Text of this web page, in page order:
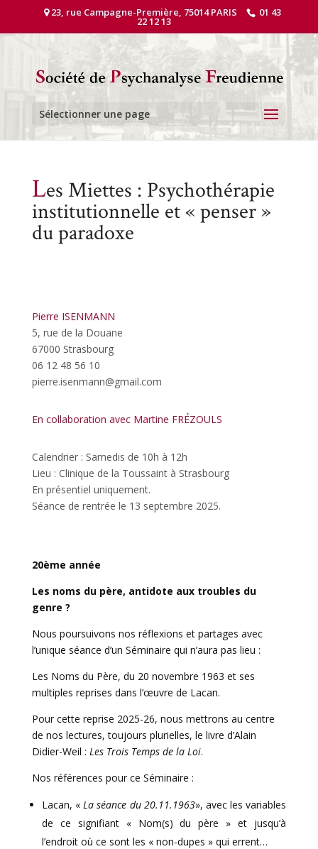
23, rue Campagne-Première, 75014 PARIS 01 43
22 12 13
Sélectionner une page
Les Miettes : Psychothérapie
institutionnelle et « penser »
du paradoxe
Pierre ISENMANN
5, rue de la Douane
67000 Strasbourg
06 12 48 56 10
pierre.isenmann@gmail.com
En collaboration avec Martine FRÉZOULS
Calendrier : Samedis de 10h à 12h
Lieu : Clinique de la Toussaint à Strasbourg
En présentiel uniquement.
Séance de rentrée le 13 septembre 2025.
20ème année
Les noms du père, antidote aux troubles du
genre ?
Nous poursuivons nos réflexions et partages avec
l’unique séance d’un Séminaire qui n’aura pas lieu :
Les Noms du Père, du 20 novembre 1963 et ses
multiples reprises dans l’œuvre de Lacan.
Pour cette reprise 2025-26, nous mettrons au centre
de nos lectures, toujours plurielles, le livre d’Alain
Didier-Weil : Les Trois Temps de la Loi.
Nos références pour ce Séminaire :
Lacan, «La séance du 20.11.1963», avec les variables
de ce signifiant « Nom(s) du père » et jusqu’à
l’endroit où ce sont les « non-dupes » qui errent…